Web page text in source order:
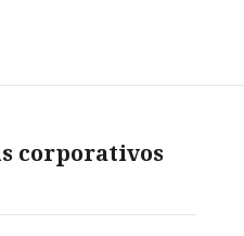
corporativos